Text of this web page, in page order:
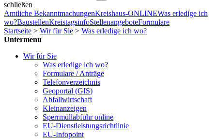
schließen
Amtliche BekanntmachungenKreishaus-ONLINEWas erledige ich
wo?BaustellenKreistagsinfoStellenangeboteFormulare
Startseite > Wir für Sie > Was erledige ich wo?
Untermenu
Wir für Sie
Was erledige ich wo?
Formulare / Anträge
Telefonverzeichnis
Geoportal (GIS)
Abfallwirtschaft
Kleinanzeigen
Sperrmüllabfuhr online
EU-Dienstleistungsrichtlinie
EU-Infopoint